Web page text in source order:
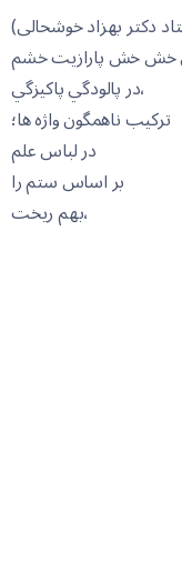
دکتر بهزاد خوشحالی)
در پالودگي پاکيزگي،
ترکيب ناهمگون واژه ها؛
در لباس علم
بر اساس ستم را
بهم ريخت،